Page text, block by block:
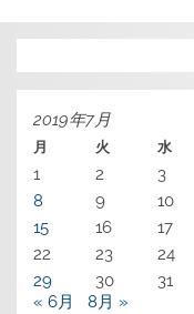
2019年7月
月 火 水
1 2 3
8
9 10
15
16 17
22
23 24
29
30
31
« 6月
8月 »